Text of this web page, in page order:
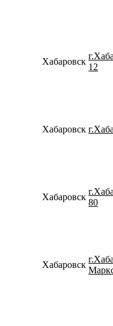
Хабаровск
12
Хабаровск
Хабаровск
80
Хабаровск